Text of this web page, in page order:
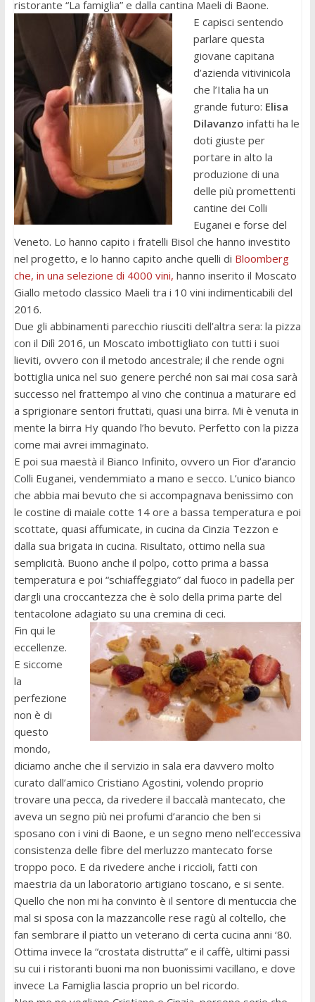
ristorante “La famiglia” e dalla cantina Maeli di Baone.
E capisci sentendo
parlare questa
giovane capitana
d’azienda vitivinicola
che l’Italia ha un
grande futuro: Elisa
Dilavanzo infatti ha le
doti giuste per
portare in alto la
produzione di una
delle più promettenti
cantine dei Colli
Euganei e forse del
Veneto. Lo hanno capito i fratelli Bisol che hanno investito
nel progetto, e lo hanno capito anche quelli di Bloomberg
che, in una selezione di 4000 vini, hanno inserito il Moscato
Giallo metodo classico Maeli tra i 10 vini indimenticabili del
2016.
Due gli abbinamenti parecchio riusciti dell’altra sera: la pizza
con il Dilì 2016, un Moscato imbottigliato con tutti i suoi
lieviti, ovvero con il metodo ancestrale; il che rende ogni
bottiglia unica nel suo genere perché non sai mai cosa sarà
successo nel frattempo al vino che continua a maturare ed
a sprigionare sentori fruttati, quasi una birra. Mi è venuta in
mente la birra Hy quando l’ho bevuto. Perfetto con la pizza
come mai avrei immaginato.
E poi sua maestà il Bianco Infinito, ovvero un Fior d’arancio
Colli Euganei, vendemmiato a mano e secco. L’unico bianco
che abbia mai bevuto che si accompagnava benissimo con
le costine di maiale cotte 14 ore a bassa temperatura e poi
scottate, quasi affumicate, in cucina da Cinzia Tezzon e
dalla sua brigata in cucina. Risultato, ottimo nella sua
semplicità. Buono anche il polpo, cotto prima a bassa
temperatura e poi “schiaffeggiato” dal fuoco in padella per
dargli una croccantezza che è solo della prima parte del
tentacolone adagiato su una cremina di ceci.
Fin qui le
eccellenze.
E siccome
la
perfezione
non è di
questo
mondo,
diciamo anche che il servizio in sala era davvero molto
curato dall’amico Cristiano Agostini, volendo proprio
trovare una pecca, da rivedere il baccalà mantecato, che
aveva un segno più nei profumi d’arancio che ben si
sposano con i vini di Baone, e un segno meno nell’eccessiva
consistenza delle fibre del merluzzo mantecato forse
troppo poco. E da rivedere anche i riccioli, fatti con
maestria da un laboratorio artigiano toscano, e si sente.
Quello che non mi ha convinto è il sentore di mentuccia che
mal si sposa con la mazzancolle rese ragù al coltello, che
fan sembrare il piatto un veterano di certa cucina anni ‘80.
Ottima invece la “crostata distrutta” e il caffè, ultimi passi
su cui i ristoranti buoni ma non buonissimi vacillano, e dove
invece La Famiglia lascia proprio un bel ricordo.